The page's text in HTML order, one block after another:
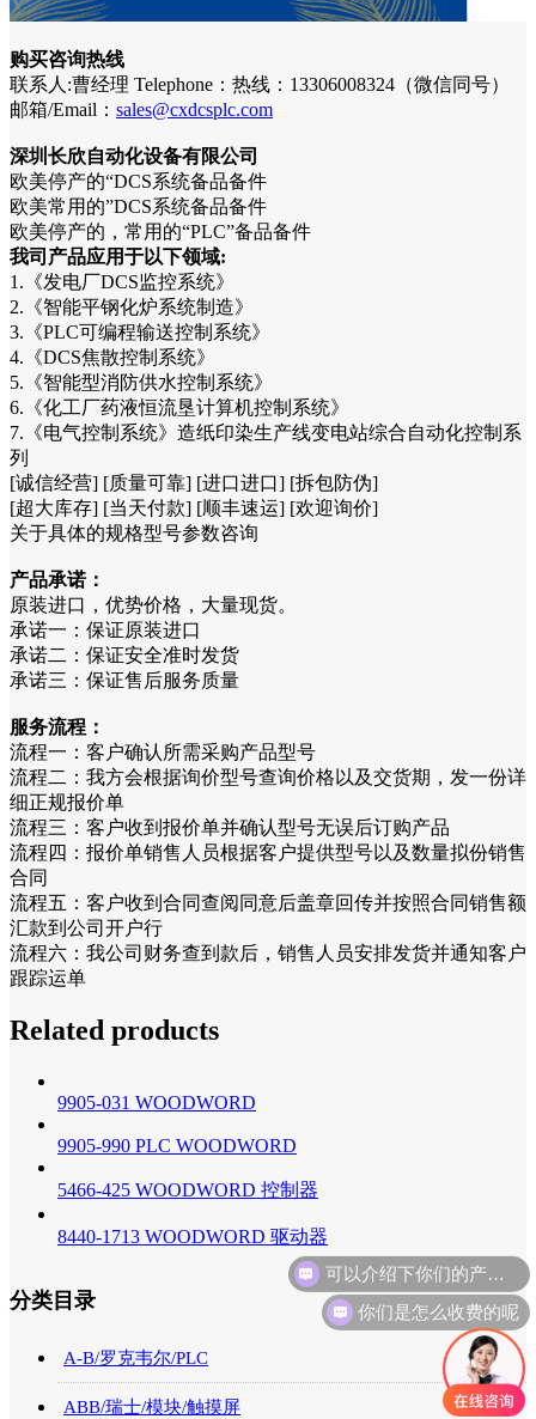
购买咨询热线
联系人:曹经理 Telephone：热线：13306008324（微信同号）
邮箱/Email： sales@cxdcsplc.com
深圳长欣自动化设备有限公司
欧美停产的“DCS系统备品备件
欧美常用的”DCS系统备品备件
欧美停产的，常用的“PLC”备品备件
我司产品应用于以下领域:
1.《发电厂DCS监控系统》
2.《智能平钢化炉系统制造》
3.《PLC可编程输送控制系统》
4.《DCS焦散控制系统》
5.《智能型消防供水控制系统》
6.《化工厂药液恒流垦计算机控制系统》
7.《电气控制系统》造纸印染生产线变电站综合自动化控制系
列
[诚信经营] [质量可靠] [进口进口] [拆包防伪]
[超大库存] [当天付款] [顺丰速运] [欢迎询价]
关于具体的规格型号参数咨询
产品承诺：
原装进口，优势价格，大量现货。
承诺一：保证原装进口
承诺二：保证安全准时发货
承诺三：保证售后服务质量
服务流程：
流程一：客户确认所需采购产品型号
流程二：我方会根据询价型号查询价格以及交货期，发一份详
细正规报价单
流程三：客户收到报价单并确认型号无误后订购产品
流程四：报价单销售人员根据客户提供型号以及数量拟份销售
合同
流程五：客户收到合同查阅同意后盖章回传并按照合同销售额
汇款到公司开户行
流程六：我公司财务查到款后，销售人员安排发货并通知客户
跟踪运单
Related products
9905-031 WOODWORD
9905-990 PLC WOODWORD
5466-425 WOODWORD 控制器
8440-1713 WOODWORD 驱动器
分类目录
A-B/罗克韦尔/PLC
ABB/瑞士/模块/触摸屏
你们是怎么收费的呢